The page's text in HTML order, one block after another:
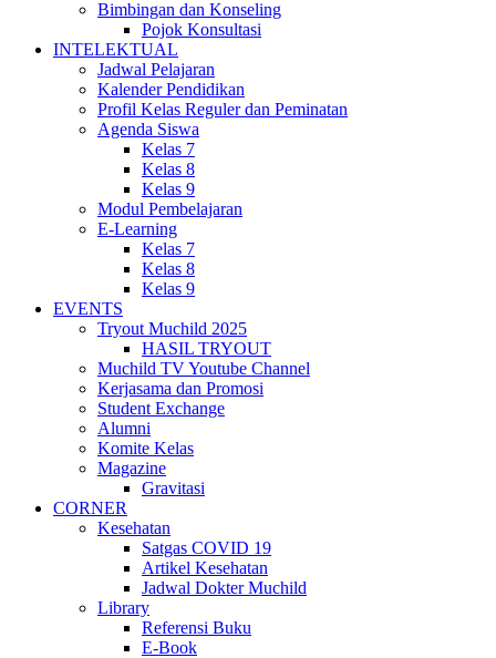
Bimbingan dan Konseling
Pojok Konsultasi
INTELEKTUAL
Jadwal Pelajaran
Kalender Pendidikan
Profil Kelas Reguler dan Peminatan
Agenda Siswa
Kelas 7
Kelas 8
Kelas 9
Modul Pembelajaran
E-Learning
Kelas 7
Kelas 8
Kelas 9
EVENTS
Tryout Muchild 2025
HASIL TRYOUT
Muchild TV Youtube Channel
Kerjasama dan Promosi
Student Exchange
Alumni
Komite Kelas
Magazine
Gravitasi
CORNER
Kesehatan
Satgas COVID 19
Artikel Kesehatan
Jadwal Dokter Muchild
Library
Referensi Buku
E-Book